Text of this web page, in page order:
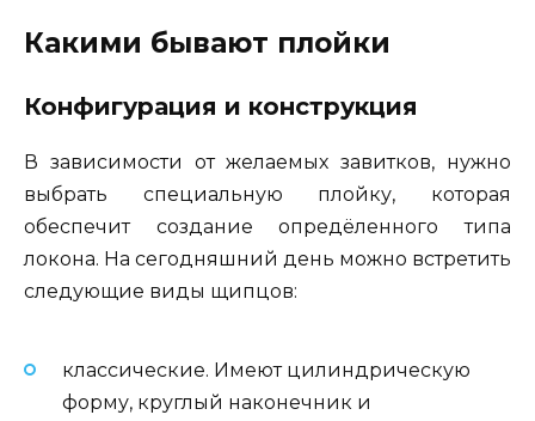
Какими бывают плойки
Конфигурация и конструкция
В зависимости от желаемых завитков, нужно
выбрать специальную плойку, которая
обеспечит создание опредёленного типа
локона. На сегодняшний день можно встретить
следующие виды щипцов:
классические. Имеют цилиндрическую
форму, круглый наконечник и